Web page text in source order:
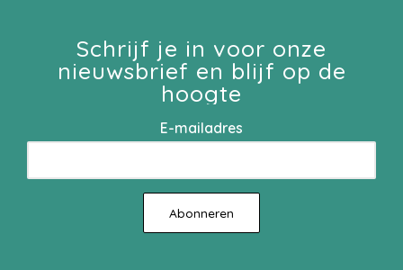
Schrijf je in voor onze
nieuwsbrief en blijf op de
hoogte
E-mailadres